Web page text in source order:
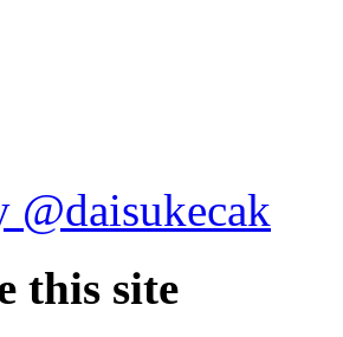
@daisukecak
this site